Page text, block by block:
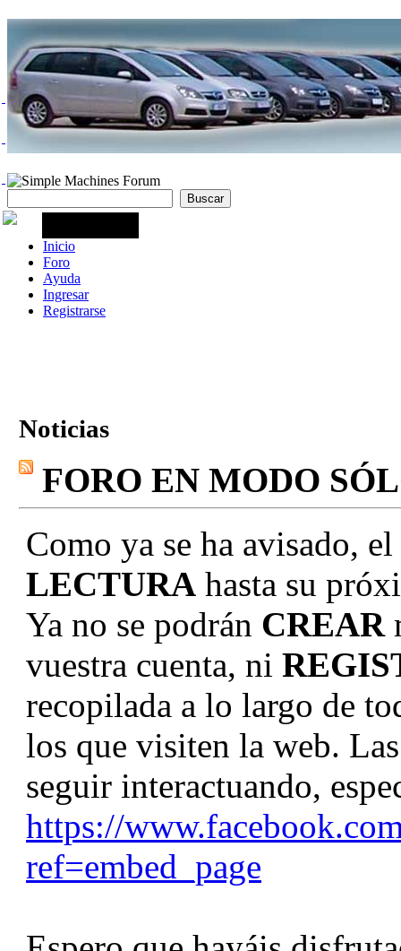
Inicio
Foro
Ayuda
Ingresar
Registrarse
Noticias
FORO EN MODO
Como ya se ha avisado,
LECTURA hasta su
Ya no se podrán CREAR
vuestra cuenta, ni
recopilada a lo largo de
los que visiten la web.
seguir interactuando,
https://
ref=embed_page